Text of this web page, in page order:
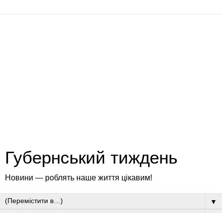
Губернський тиждень
Новини — роблять наше життя цікавим!
▼